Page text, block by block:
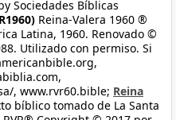
Sociedades Bíblicas
Reina-Valera 1960 ®
Latina, 1960. Renovado ©
Utilizado con permiso. Si
, www.rvr60.bible; Reina
bíblico tomado de La Santa